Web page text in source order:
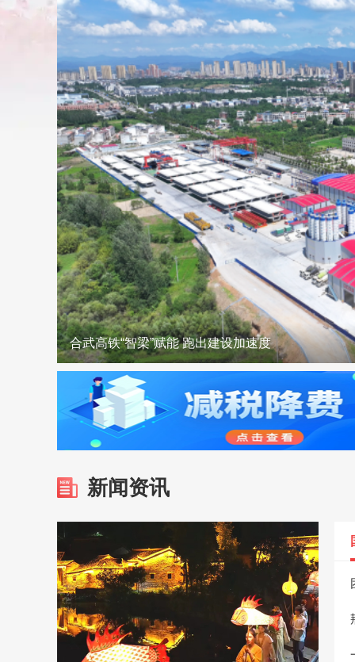
麻城城区开放6处清凉驿站 打造清凉“避风港”
优服务 强保障 全力护航暑期驾考高峰
裴永波走访慰问驻麻武警官兵
合武高铁“智梁”赋能 跑出建设加速度
双喜临门！麻城入选全国蔬菜大县+花鼓戏登上省
汪国兵慰问市人武部官兵和驻麻部队
新闻资讯